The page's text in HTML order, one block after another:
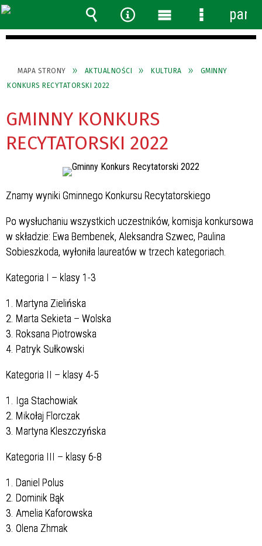
MAPA STRONY AKTUALNOŚCI KULTURA
GMINNY
KONKURS RECYTATORSKI 2022
GMINNY KONKURS
RECYTATORSKI 2022
Znamy wyniki Gminnego Konkursu Recytatorskiego
Po wysłuchaniu wszystkich uczestników, komisja konkursowa
w składzie: Ewa Bembenek, Aleksandra Szwec, Paulina
Sobieszkoda, wyłoniła laureatów w trzech kategoriach.
Kategoria I – klasy 1-3
1. Martyna Zielińska
2. Marta Sekieta – Wolska
3. Roksana Piotrowska
4. Patryk Sułkowski
Kategoria II – klasy 4-5
1. Iga Stachowiak
2. Mikołaj Florczak
3. Martyna Kleszczyńska
Kategoria III – klasy 6-8
1. Daniel Polus
2. Dominik Bąk
3. Amelia Kaforowska
3. Olena Zhmak
Wyszukiwarka
Narzędzia
Menu Menu
panel